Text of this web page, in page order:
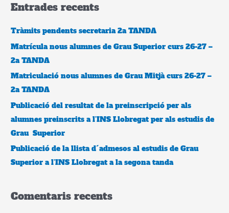
c
Entrades recents
Tràmits pendents secretaria 2a TANDA
Matrícula nous alumnes de Grau Superior curs 26-27 –
2a TANDA
Matriculació nous alumnes de Grau Mitjà curs 26-27 –
2a TANDA
Publicació del resultat de la preinscripció per als
alumnes preinscrits a l’INS Llobregat per als estudis de
Grau Superior
Publicació de la llista d´admesos al estudis de Grau
Superior a l’INS Llobregat a la segona tanda
Comentaris recents